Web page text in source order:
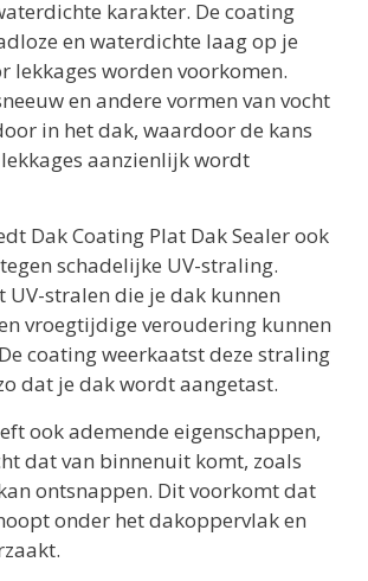
karakter. De coating
en waterdichte laag op je
lekkages worden voorkomen.
en andere vormen van vocht
in het dak, waardoor de kans
aanzienlijk wordt
Dak Coating Plat Dak Sealer ook
schadelijke UV-straling.
UV-stralen die je dak kunnen
vroegtijdige veroudering kunnen
coating weerkaatst deze straling
dat je dak wordt aangetast.
ook ademende eigenschappen,
dat van binnenuit komt, zoals
ontsnappen. Dit voorkomt dat
onder het dakoppervlak en